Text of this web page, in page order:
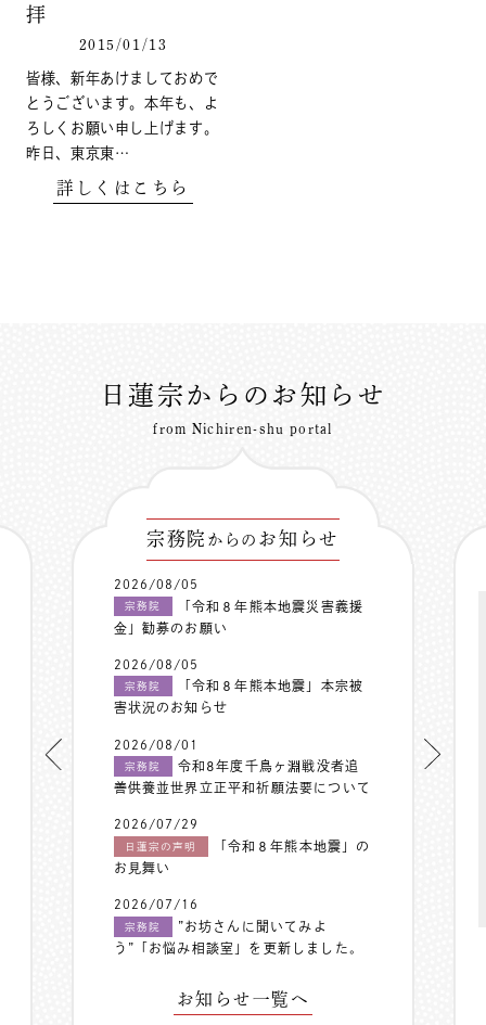
拝
2015/01/13
皆様、新年あけましておめで
とうございます。本年も、よ
ろしくお願い申し上げます。
昨日、東京東…
詳しくはこちら
日蓮宗からのお知らせ
from Nichiren-shu portal
宗務院 からの お知らせ
2026/08/05
宗務院
「令和８年熊本地震災害義援
金」勧募のお願い
2026/08/05
宗務院
「令和８年熊本地震」本宗被
害状況のお知らせ
2026/08/01
宗務院
令和8年度千鳥ヶ淵戦没者追
善供養並世界立正平和祈願法要について
2026/07/29
日蓮宗の声明
「令和８年熊本地震」の
お見舞い
2026/07/16
宗務院
”お坊さんに聞いてみよ
う”「お悩み相談室」を更新しました。
お知らせ一覧へ